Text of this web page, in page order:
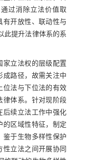
过消除立法价值取
有开放性、联动性与
此提升法律体系的系
家立法权的层级配置
成路径，故需关注中
位法与下位法的有效
律体系。针对现阶段
后续立法工作中强化
的区域性特征，制定
鉴于生物多样性保护
立法之间开展协同